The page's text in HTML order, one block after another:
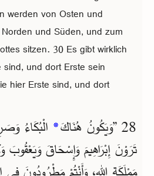
werden von Osten und
und Süden, und zum
sitzen. 30 Es gibt wirklich
und dort Erste sein
hier Erste sind, und dort
28 ”وَيَكُونُ هُنَاكَ * الْبُكَاءُ
تَرَوْنَ إِبْرَاهِيمَ وَإِسْحَاقَ وَيَعْقُوبَ